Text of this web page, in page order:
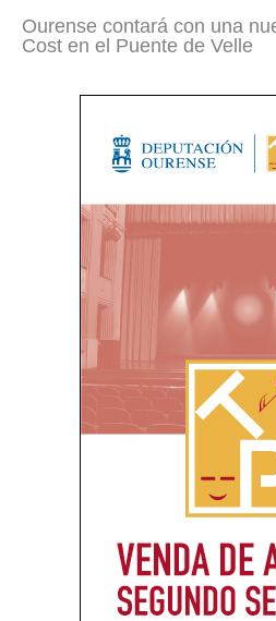
Ourense contará con una
Cost en el Puente de Velle